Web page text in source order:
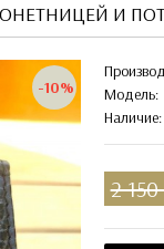
И
-10%
Модель:
Наличие:
2 150